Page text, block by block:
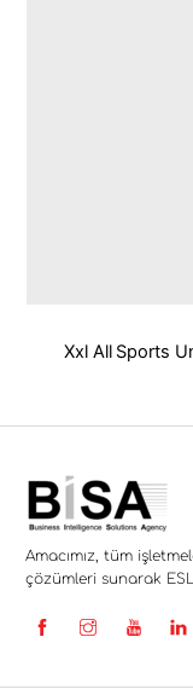
Xxl All Sports
Amacımız, tüm
çözümleri sunarak